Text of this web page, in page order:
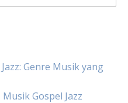
Genre Musik yang
Gospel Jazz